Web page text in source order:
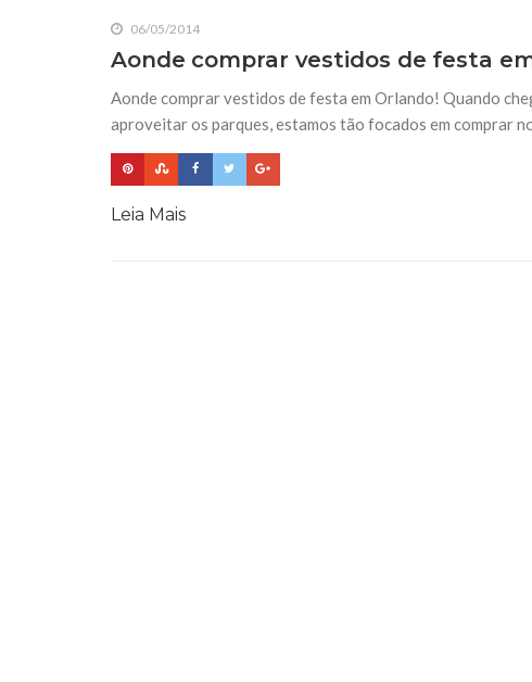
06/05/2014
Aonde comprar vestidos de festa
Aonde comprar vestidos de festa em Orlando! Quando
aproveitar os parques, estamos tão focados em comprar
Leia Mais